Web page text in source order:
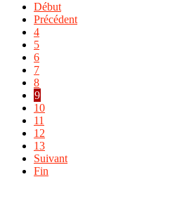
Début
Précédent
4
5
6
7
8
9
10
11
12
13
Suivant
Fin